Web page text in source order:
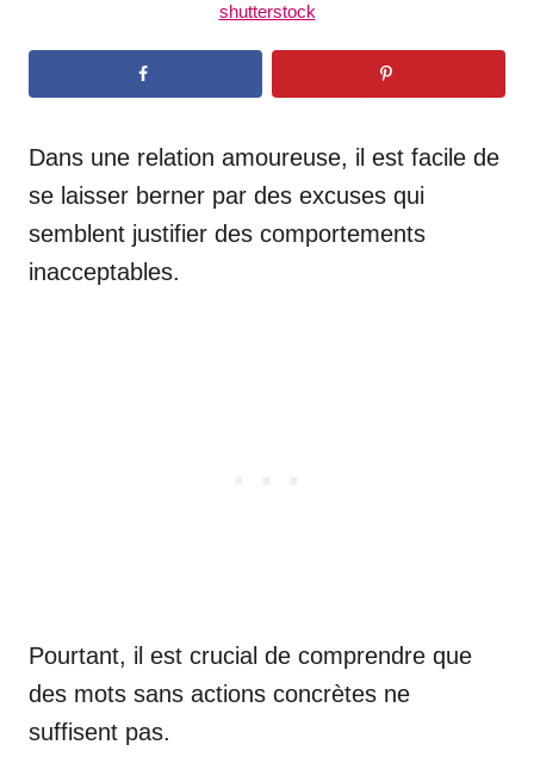
shutterstock
Dans une relation amoureuse, il est facile de
se laisser berner par des excuses qui
semblent justifier des comportements
inacceptables.
Pourtant, il est crucial de comprendre que
des mots sans actions concrètes ne
suffisent pas.